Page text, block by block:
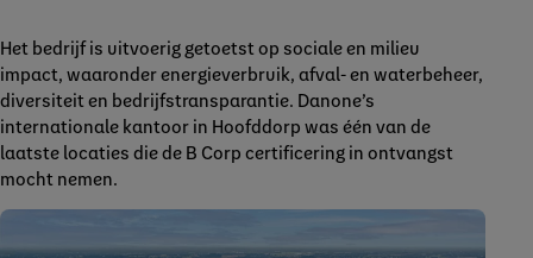
Het bedrijf is uitvoerig getoetst op sociale en milieu
impact, waaronder energieverbruik, afval- en waterbeheer,
diversiteit en bedrijfstransparantie. Danone’s
internationale kantoor in Hoofddorp was één van de
laatste locaties die de B Corp certificering in ontvangst
mocht nemen.